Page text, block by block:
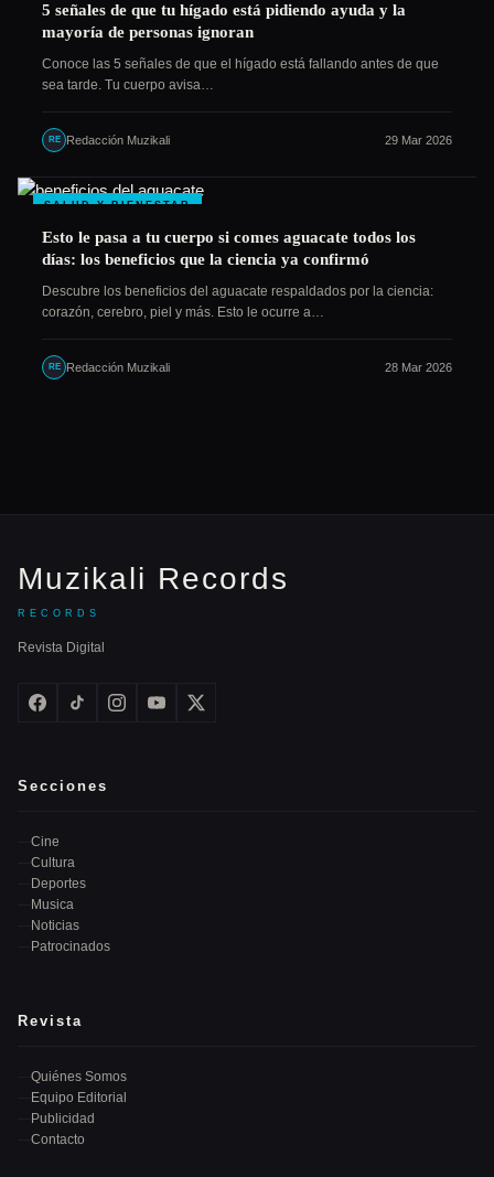
5 señales de que tu hígado está pidiendo ayuda y la
mayoría de personas ignoran
Conoce las 5 señales de que el hígado está fallando antes de que
sea tarde. Tu cuerpo avisa…
RE Redacción Muzikali 29 Mar 2026
SALUD Y BIENESTAR
Esto le pasa a tu cuerpo si comes aguacate todos los
días: los beneficios que la ciencia ya confirmó
Descubre los beneficios del aguacate respaldados por la ciencia:
corazón, cerebro, piel y más. Esto le ocurre a…
RE Redacción Muzikali 28 Mar 2026
Muzikali Records
RECORDS
Revista Digital
Secciones
Cine
Cultura
Deportes
Musica
Noticias
Patrocinados
Revista
Quiénes Somos
Equipo Editorial
Publicidad
Contacto